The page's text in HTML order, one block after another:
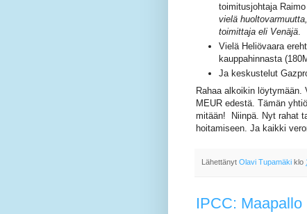
toimitusjohtaja
vielä
toimittaja eli Venäjä
Vielä Heliövaara
kauppahinnasta
Ja keskustelut
Rahaa alkoikin löytymään.
MEUR edestä. Tämän
mitään! Niinpä. Nyt rahat
hoitamiseen. Ja kaikki
Lähettänyt Olavi Tupamäki klo
IPCC: